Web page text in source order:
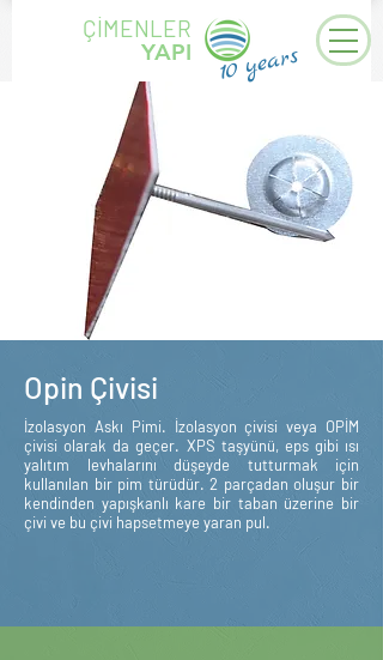
ÇİMENLER
YAPI
10years
Opin Çivisi
İzolasyon Askı Pimi. İzolasyon çivisi veya OPİM
çivisi olarak da geçer. XPS taşyünü, eps gibi ısı
yalıtım levhalarını düşeyde tutturmak için
kullanılan bir pim türüdür. 2 parçadan oluşur bir
kendinden yapışkanlı kare bir taban üzerine bir
çivi ve bu çivi hapsetmeye yaran pul.